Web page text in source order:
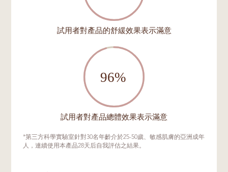
試用者對產品的舒緩效果表示滿意
試用者對產品總體效果表示滿意
*第三方科學實驗室針對30名年齡介於25-50歲、敏感肌膚的亞洲成年
人，連續使用本產品28天后自我評估之結果。